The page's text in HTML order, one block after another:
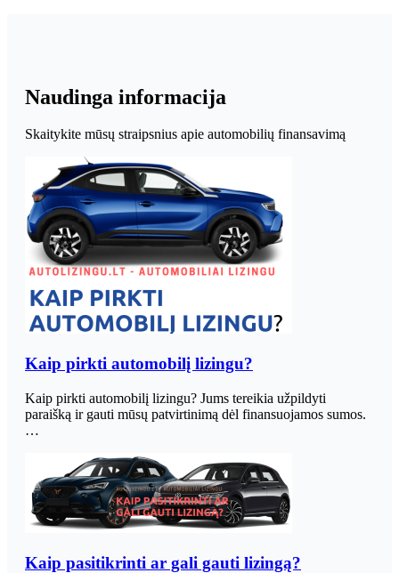
Naudinga informacija
Skaitykite mūsų straipsnius apie automobilių finansavimą
Kaip pirkti automobilį lizingu?
Kaip pirkti automobilį lizingu? Jums tereikia užpildyti
paraišką ir gauti mūsų patvirtinimą dėl finansuojamos sumos.
…
Kaip pasitikrinti ar gali gauti lizingą?